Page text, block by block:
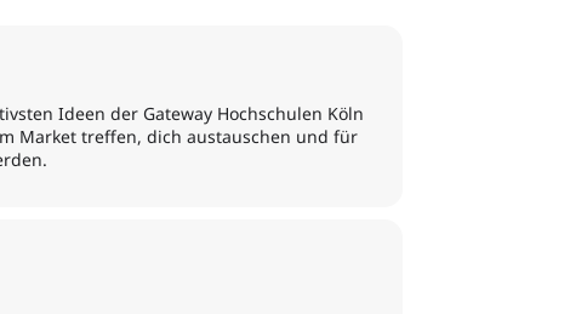
Ideen der Gateway Hochschulen Köln
Market treffen, dich austauschen und für